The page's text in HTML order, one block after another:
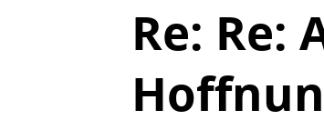
Re: Re: